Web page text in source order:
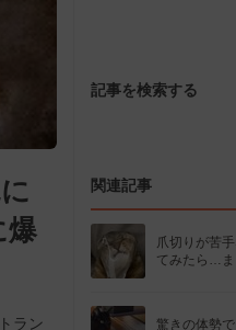
爆
ラン
記事を検索する
関連記事
爪切りが苦
てみたら…
驚きの体勢